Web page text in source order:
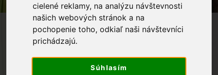
cielené reklamy, na analýzu návštevnosti
našich webových stránok a na
pochopenie toho, odkiaľ naši návštevníci
prichádzajú.
Súhlasím
OBCHOD GALANTÉRIA
POLYESTEROVÁ NIŤ ASPO AMANN
POLYESTEROVÁ NIŤ 100M, ODTIEŇ
0638